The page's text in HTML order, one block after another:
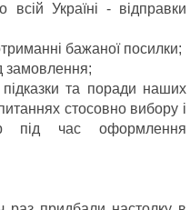
Україні - відправки
бажаної посилки;
замовлення;
підказки та поради наших
стосовно вибору і
під час оформлення